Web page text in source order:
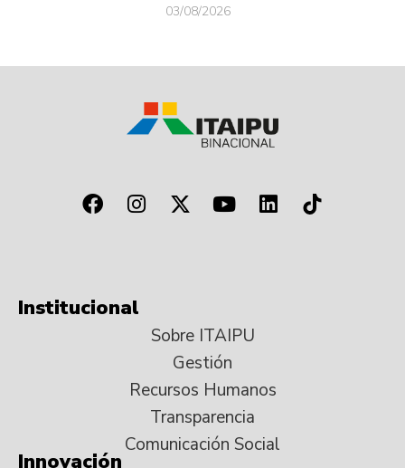
03/08/2026
Institucional
Sobre ITAIPU
Gestión
Recursos Humanos
Transparencia
Comunicación Social
Innovación